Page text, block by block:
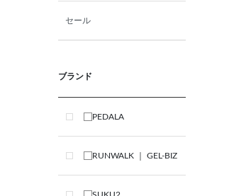
セール
ブランド
PEDALA
RUNWALK ｜ GEL-BIZ